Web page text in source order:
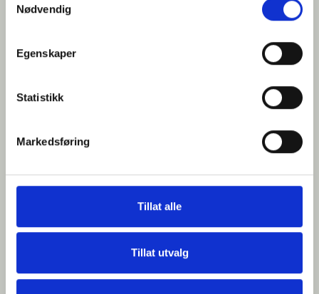
Nødvendig
Egenskaper
Statistikk
Markedsføring
Tillat alle
Tillat utvalg
Sengeplasser: 8+2